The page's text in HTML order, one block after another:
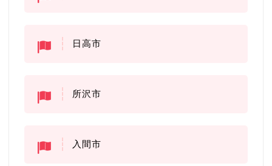
日高市
所沢市
入間市